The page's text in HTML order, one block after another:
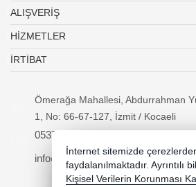
ALIŞVERİŞ
HİZMETLER
İRTİBAT
Ömerağa Mahallesi, Abdurrahman
1, No: 66-67-127, İzmit / Kocaeli
05370294557
info@necipbilgisayar.net
İnternet sitemizde
faydalanılmaktadır. Ayrıntılı
Kişisel Verilerin Korunması